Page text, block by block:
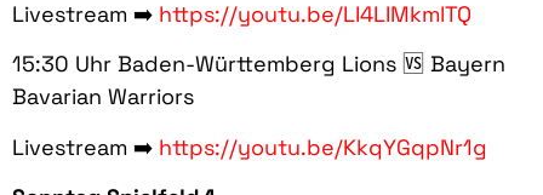
Livestream ➡️ https://youtu.be/LI4LIMkmlTQ
15:30 Uhr Baden-Württemberg Lions 🆚 Bayern
Bavarian Warriors
Livestream ➡️ https://youtu.be/KkqYGqpNr1g